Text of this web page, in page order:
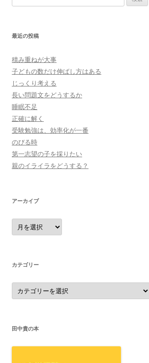
索:
最近の投稿
積み重ねが大事
子どもの数だけ伸ばし方はある
じっくり考える
長い問題文をどうするか
睡眠不足
正確に解く
受験勉強は、効率化が一番
のびる時
第一志望の子を採りたい
親のイライラをどうする？
アーカイブ
ア
ー
カ
カテゴリー
カ
テ
ゴ
田中貴の本